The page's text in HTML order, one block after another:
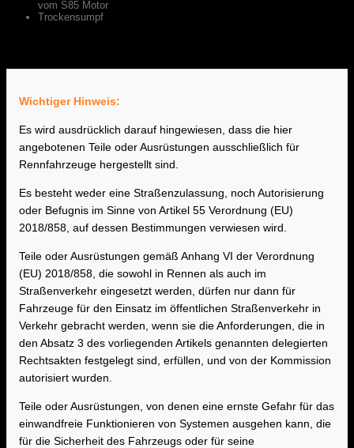
vom S85 Motor
Trockensumpf
Wichtiger Hinweis:
Es wird ausdrücklich darauf hingewiesen, dass die hier
angebotenen Teile oder Ausrüstungen ausschließlich für
Rennfahrzeuge hergestellt sind.
Es besteht weder eine Straßenzulassung, noch Autorisierung
oder Befugnis im Sinne von Artikel 55 Verordnung (EU)
2018/858, auf dessen Bestimmungen verwiesen wird.
Teile oder Ausrüstungen gemäß Anhang VI der Verordnung
(EU) 2018/858, die sowohl in Rennen als auch im
Straßenverkehr eingesetzt werden, dürfen nur dann für
Fahrzeuge für den Einsatz im öffentlichen Straßenverkehr in
Verkehr gebracht werden, wenn sie die Anforderungen, die in
den Absatz 3 des vorliegenden Artikels genannten delegierten
Rechtsakten festgelegt sind, erfüllen, und von der Kommission
autorisiert wurden.
Teile oder Ausrüstungen, von denen eine ernste Gefahr für das
einwandfreie Funktionieren von Systemen ausgehen kann, die
für die Sicherheit des Fahrzeugs oder für seine